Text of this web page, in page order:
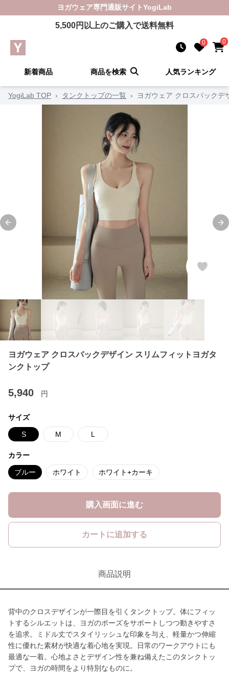
ヨガウェア専門通販サイトYogiLab
5,500円以上のご購入で送料無料
0 0
新着商品 商品を検索 人気ランキング
YogiLab TOP › タンクトップの一覧 › ヨガウェア クロスバックデ
Previous slide
ヨガウェア クロスバックデザイン スリムフィットヨガタ
ンクトップ
5,940 円
サイズ
S M L
カラー
ブルー ホワイト ホワイト+カーキ
購入画面に進む
カートに追加する
商品説明
背中のクロスデザインが一際目を引くタンクトップ。体にフィッ
トするシルエットは、ヨガのポーズをサポートしつつ動きやすさ
を追求。ミドル丈でスタイリッシュな印象を与え、軽量かつ伸縮
性に優れた素材が快適な着心地を実現。日常のワークアウトにも
最適な一着。心地よさとデザイン性を兼ね備えたこのタンクトッ
プで、ヨガの時間をより特別なものに。